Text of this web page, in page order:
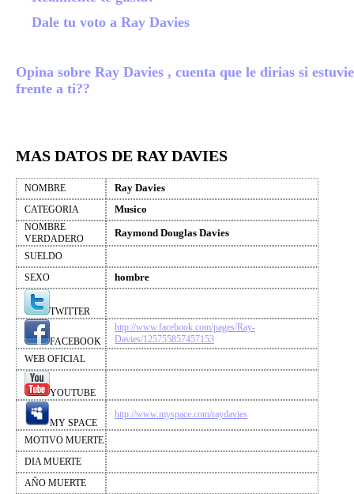
Dale tu voto a Ray Davies
Opina sobre Ray Davies , cuenta que le dirias si
frente a ti??
MAS DATOS DE RAY DAVIES
NOMBRE Ray Davies
CATEGORIA Musico
NOMBRE
VERDADERO
Raymond Douglas Davies
SUELDO
SEXO
hombre
TWITTER
FACEBOOK
http://www.facebook.com/pages/Ray-
Davies/125755857457153
WEB OFICIAL
YOUTUBE
MY SPACE
http://www.myspace.com/raydavies
MOTIVO MUERTE
DIA MUERTE
AÑO MUERTE